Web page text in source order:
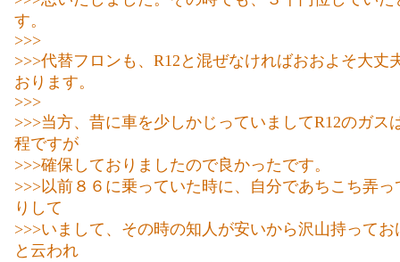
す。
>>>
>>>代替フロンも、R12と混ぜなければおおよそ大丈
おります。
>>>
>>>当方、昔に車を少しかじっていましてR12のガス
程ですが
>>>確保しておりましたので良かったです。
>>>以前８６に乗っていた時に、自分であちこち弄っ
りして
>>>いまして、その時の知人が安いから沢山持ってお
と云われ